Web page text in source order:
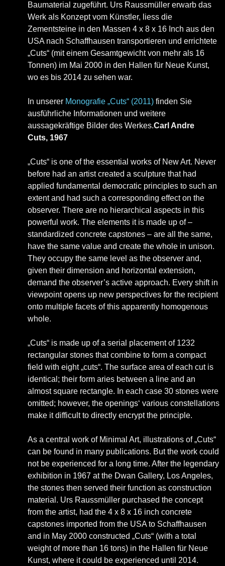
Baumaterial zugeführt. Urs Raussmüller erwarb das
Werk als Konzept vom Künstler, liess die
Zementsteine in den Massen 4 x 8 x 16 Inch aus den
USA nach Schaffhausen transportieren und errichtete
„Cuts“ (mit einem Gesamtgewicht von mehr als 16
Tonnen) im Mai 2000 in den Hallen für Neue Kunst,
wo es bis 2014 zu sehen war.
In unserer Monografie „Cuts“ (2011) finden Sie
ausführliche Informationen und weitere
aussagekräftige Bilder des Werkes.Carl Andre
Cuts, 1967
„Cuts“ is one of the essential works of New Art. Never
before had an artist created a sculpture that had
applied fundamental democratic principles to such an
extent and had such a corresponding effect on the
observer. There are no hierarchical aspects in this
powerful work. The elements it is made up of –
standardized concrete capstones – are all the same,
have the same value and create the whole in unison.
They occupy the same level as the observer and,
given their dimension and horizontal extension,
demand the observer’s active approach. Every shift in
viewpoint opens up new perspectives for the recipient
onto multiple facets of this apparently homogenous
whole.
„Cuts“ is made up of a serial placement of 1232
rectangular stones that combine to form a compact
field with eight „cuts“. The surface area of each cut is
identical; their form aries between a line and an
almost square rectangle. In each case 30 stones were
omitted; however, the openings‘ various constellations
make it difficult to directly encrypt the principle.
As a central work of Minimal Art, illustrations of „Cuts“
can be found in many publications. But the work could
not be experienced for a long time. After the legendary
exhibition in 1967 at the Dwan Gallery, Los Angeles,
the stones then served their function as construction
material. Urs Raussmüller purchased the concept
from the artist, had the 4 x 8 x 16 inch concrete
capstones imported from the USA to Schaffhausen
and in May 2000 constructed „Cuts“ (with a total
weight of more than 16 tons) in the Hallen für Neue
Kunst, where it could be experienced until 2014.